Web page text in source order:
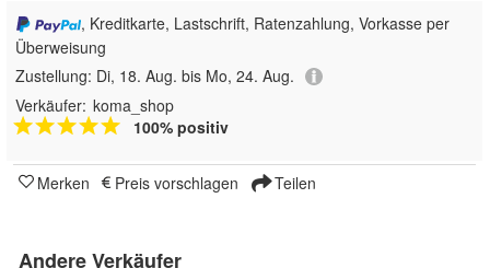
, Kreditkarte, Lastschrift, Ratenzahlung, Vorkasse per
Überweisung
Zustellung: Di, 18. Aug. bis Mo, 24. Aug.
Verkäufer: koma_shop
100% positiv
Merken Preis vorschlagen Teilen
Andere Verkäufer